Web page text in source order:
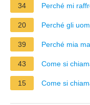
34 Perché mi
20 Perché gli
39 Perché mia
43 Come si
15 Come si